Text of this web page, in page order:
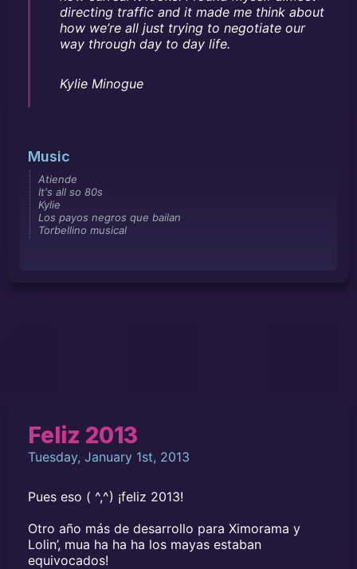
directing traffic and it made me think about
how we’re all just trying to negotiate our
way through day to day life.
Kylie Minogue
Music
Atiende
It's all so 80s
Kylie
Los payos negros que bailan
Torbellino musical
Feliz 2013
Tuesday, January 1st, 2013
Pues eso ( ^,^) ¡feliz 2013!
Otro año más de desarrollo para Ximorama y
Lolin’, mua ha ha ha los mayas estaban
equivocados!